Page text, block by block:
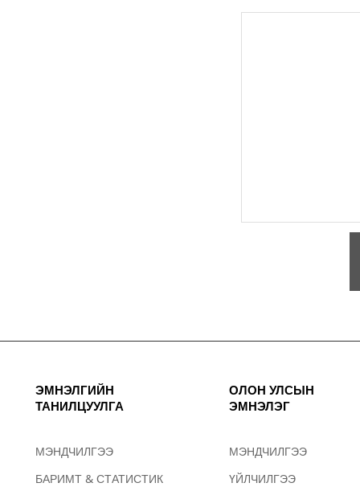
ЭМНЭЛГИЙН
ТАНИЛЦУУЛГА
МЭНДЧИЛГЭЭ
БАРИМТ & СТАТИСТИК
ОЛОН УЛСЫН
ЭМНЭЛЭГ
МЭНДЧИЛГЭЭ
ҮЙЛЧИЛГЭЭ